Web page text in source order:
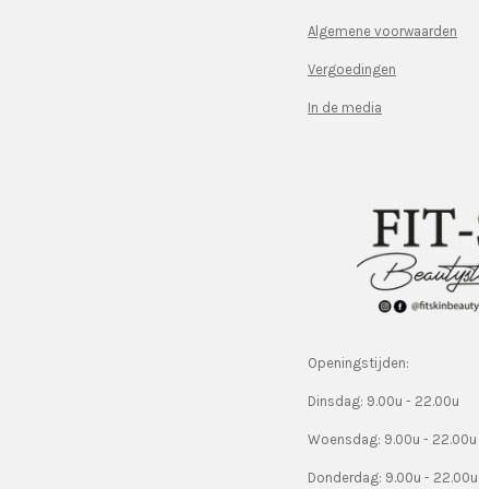
Algemene voorwaarden
Vergoedingen
In de media
Openingstijden:
Dinsdag: 9.00u - 22.00u
Woensdag: 9.00u - 22.00u
Donderdag: 9.00u - 22.00u